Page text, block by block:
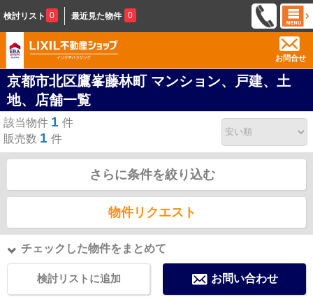
検討リスト 0 最近見た物件 0
お問合せ
京都市北区鷹峯藤林町 マンション、戸建、土
地、店舗一覧
該当物件 1 件
販売数 1 件
さらに条件を絞り込む
物件リクエスト
チェックした物件をまとめて
検討リストに追加 お問い合わせ